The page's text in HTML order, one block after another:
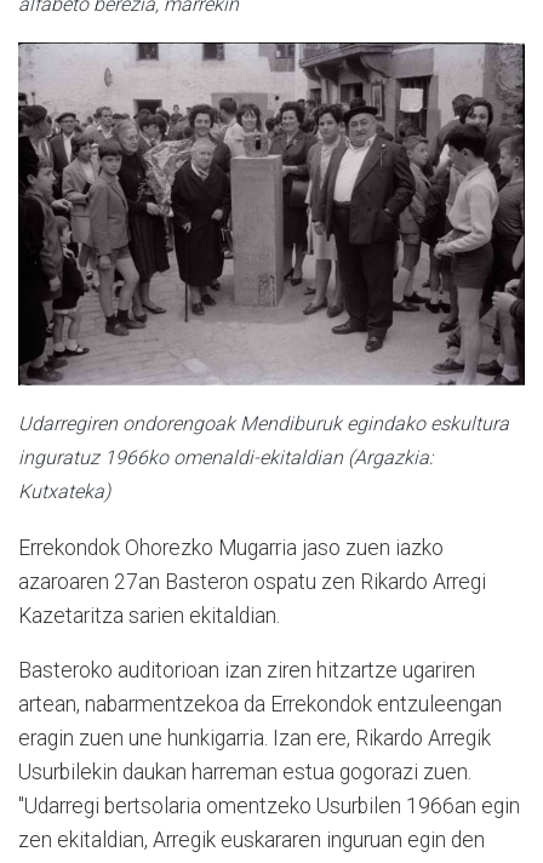
Udarregiren ondorengoak Mendiburuk egindako eskultura
inguratuz 1966ko omenaldi-ekitaldian (Argazkia:
Kutxateka)
Errekondok Ohorezko Mugarria jaso zuen iazko
azaroaren 27an Basteron ospatu zen Rikardo Arregi
Kazetaritza sarien ekitaldian.
Basteroko auditorioan izan ziren hitzartze ugariren
artean, nabarmentzekoa da Errekondok entzuleengan
eragin zuen une hunkigarria. Izan ere, Rikardo Arregik
Usurbilekin daukan harreman estua gogorazi zuen.
"Udarregi bertsolaria omentzeko Usurbilen 1966an egin
zen ekitaldian, Arregik euskararen inguruan egin den